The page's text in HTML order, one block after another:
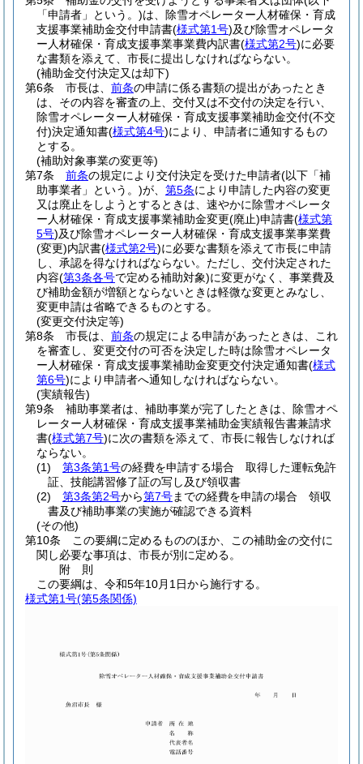
「申請者」という。)は、除雪オペレーター人材確保・育成
支援事業補助金交付申請書(様式第1号)及び除雪オペレータ
ー人材確保・育成支援事業事業費内訳書(様式第2号)に必要
な書類を添えて、市長に提出しなければならない。
(補助金交付決定又は却下)
第6条
市長は、 前条の申請に係る書類の提出があったとき
は、その内容を審査の上、交付又は不交付の決定を行い、
除雪オペレーター人材確保・育成支援事業補助金交付(不交
付)決定通知書(様式第4号)により、申請者に通知するもの
とする。
(補助対象事業の変更等)
第7条
前条の規定により交付決定を受けた申請者(以下「補
助事業者」という。)が、 第5条により申請した内容の変更
又は廃止をしようとするときは、速やかに除雪オペレータ
ー人材確保・育成支援事業補助金変更(廃止)申請書(様式第
5号)及び除雪オペレーター人材確保・育成支援事業事業費
(変更)内訳書(様式第2号)に必要な書類を添えて市長に申請
し、承認を得なければならない。 ただし、交付決定された
内容(第3条各号で定める補助対象)に変更がなく、事業費及
び補助金額が増額とならないときは軽微な変更とみなし、
変更申請は省略できるものとする。
(変更交付決定等)
第8条
市長は、 前条の規定による申請があったときは、これ
を審査し、変更交付の可否を決定した時は除雪オペレータ
ー人材確保・育成支援事業補助金変更交付決定通知書(様式
第6号)により申請者へ通知しなければならない。
(実績報告)
第9条
補助事業者は、補助事業が完了したときは、除雪オペ
レーター人材確保・育成支援事業補助金実績報告書兼請求
書(様式第7号)に次の書類を添えて、市長に報告しなければ
ならない。
(1)
第3条第1号の経費を申請する場合 取得した運転免許
証、技能講習修了証の写し及び領収書
(2)
第3条第2号から第7号までの経費を申請の場合 領収
書及び補助事業の実施が確認できる資料
(その他)
第10条
この要綱に定めるもののほか、この補助金の交付に
関し必要な事項は、市長が別に定める。
附 則
この要綱は、令和5年10月1日から施行する。
様式第1号(第5条関係)